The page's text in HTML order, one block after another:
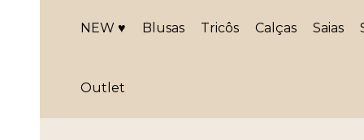
NEW ♥ Blusas Tricôs Calças Saias
Outlet